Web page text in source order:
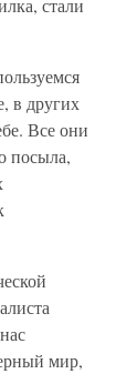
стали
в других
Все они
посыла,
мир,